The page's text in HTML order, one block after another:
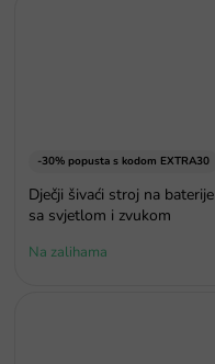
-30% popusta s kodom EXTRA30
Dječji šivaći stroj na baterije
sa svjetlom i zvukom
Na zalihama